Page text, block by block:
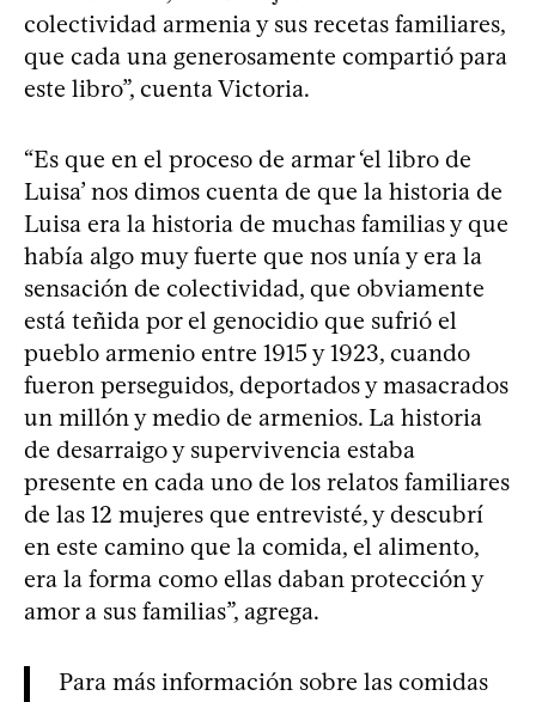
colectividad armenia y sus recetas familiares,
que cada una generosamente compartió para
este libro”, cuenta Victoria.
“Es que en el proceso de armar ‘el libro de
Luisa’ nos dimos cuenta de que la historia de
Luisa era la historia de muchas familias y que
había algo muy fuerte que nos unía y era la
sensación de colectividad, que obviamente
está teñida por el genocidio que sufrió el
pueblo armenio entre 1915 y 1923, cuando
fueron perseguidos, deportados y masacrados
un millón y medio de armenios. La historia
de desarraigo y supervivencia estaba
presente en cada uno de los relatos familiares
de las 12 mujeres que entrevisté, y descubrí
en este camino que la comida, el alimento,
era la forma como ellas daban protección y
amor a sus familias”, agrega.
Para más información sobre las comidas